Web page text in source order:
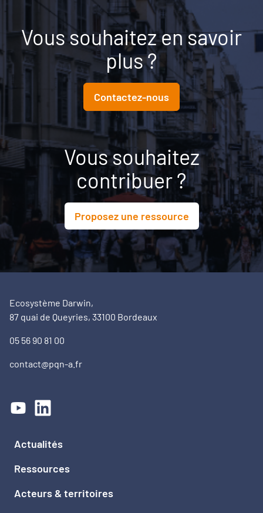
Vous souhaitez en savoir
plus ?
Contactez-nous
Vous souhaitez
contribuer ?
Proposez une ressource
Ecosystème Darwin,
87 quai de Queyries, 33100 Bordeaux
05 56 90 81 00
contact@pqn-a.fr
Actualités
Ressources
Acteurs & territoires